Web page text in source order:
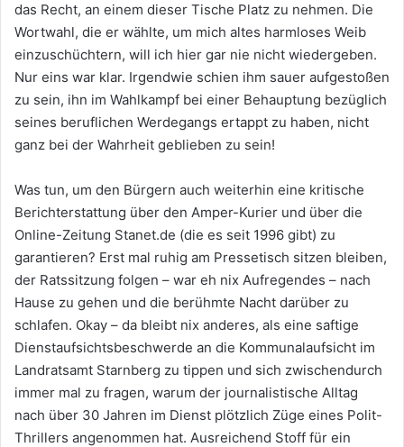
das Recht, an einem dieser Tische Platz zu nehmen. Die
Wortwahl, die er wählte, um mich altes harmloses Weib
einzuschüchtern, will ich hier gar nie nicht wiedergeben.
Nur eins war klar. Irgendwie schien ihm sauer aufgestoßen
zu sein, ihn im Wahlkampf bei einer Behauptung bezüglich
seines beruflichen Werdegangs ertappt zu haben, nicht
ganz bei der Wahrheit geblieben zu sein!
Was tun, um den Bürgern auch weiterhin eine kritische
Berichterstattung über den Amper-Kurier und über die
Online-Zeitung Stanet.de (die es seit 1996 gibt) zu
garantieren? Erst mal ruhig am Pressetisch sitzen bleiben,
der Ratssitzung folgen – war eh nix Aufregendes – nach
Hause zu gehen und die berühmte Nacht darüber zu
schlafen. Okay – da bleibt nix anderes, als eine saftige
Dienstaufsichtsbeschwerde an die Kommunalaufsicht im
Landratsamt Starnberg zu tippen und sich zwischendurch
immer mal zu fragen, warum der journalistische Alltag
nach über 30 Jahren im Dienst plötzlich Züge eines Polit-
Thrillers angenommen hat. Ausreichend Stoff für ein